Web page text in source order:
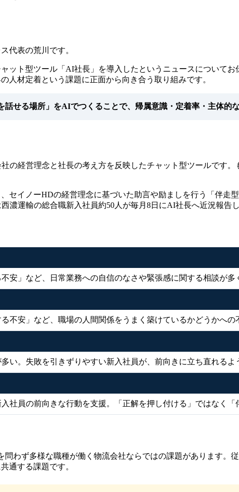
代表の荒川です。
ット型ツール「AI社長」を導入したというニュースについて
人材定着という課題に正面から向き合う取り組みです。
せる場所」をAIでつくることで、帰属意識・定着率・主体的
の経営理念と社長の考え方を反映したチャット型ツールです
セイノーHDの経営理念に基づいた助言や励ましを行う「伴走
濃運輸の総合職新入社員約50人が毎月8日にAI社長へ近況報告
安」など、日常業務への自信のなさや緊張感に関する相談が多
不安」など、職場の人間関係をうまく築けているかどうかへの
い。失敗を引きずりやすい新入社員が、前向きに立ち直れる
社員の前向きな行動を支援。「正解を押し付ける」ではなく「
わず多様な職種が働く物流会社ならではの課題があります。
通する課題です。